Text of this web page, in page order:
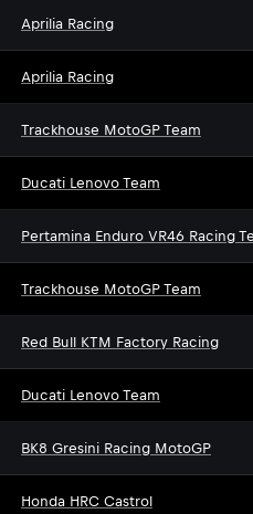
Aprilia Racing
Aprilia Racing
Trackhouse MotoGP Team
Ducati Lenovo Team
Pertamina Enduro VR46 Racing
Trackhouse MotoGP Team
Red Bull KTM Factory Racing
Ducati Lenovo Team
BK8 Gresini Racing MotoGP
Honda HRC Castrol